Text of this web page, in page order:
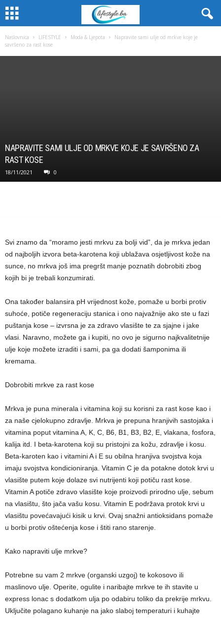
Naslovnica LIFESTYLE Moda & Ljepota
Napravite sami ulje od mrkve koje je
savršeno za rast kose
NAPRAVITE SAMI ULJE OD MRKVE KOJE JE SAVRŠENO ZA
RAST KOSE
18/11/2021 0
Svi znamo da “moramo jesti mrkvu za bolji vid”, da je mrkva jedan
od najboljih izvora beta-karotena koji ublažava osjetljivost kože na
sunce, no mrkva još ima pregršt manje poznatih dobrobiti zbog
kojih bi je trebali konzumirati.
Ona također balansira pH vrijednost kože, pomaže u borbi protiv
suhoće, potiče regeneraciju stanica i ono najvažnije ako ste u fazi
puštanja kose – izvrsna je za zdravo vlasište te za sjajne i jake
vlasi. Naravno, možete ga i kupiti, no ovo je sigurno najkvalitetnije
ulje koje možete izraditi i sami, pa ga dodati šamponima ili
kremama.
Dobrobiti mrkve za rast kose
Mrkva je puna minerala i vitamina koji su korisni za rast kose kao i
za naše cjelokupno zdravlje. Mrkva je prepuna hranjivih sastojaka i
vitamina poput vitamina A, K, C, B6, B1, B3, B2, E, vlakana, fosfora,
kalija itd. I beta-karotena koji su pristojni za kožu, zdravlje i kosu.
Beta-karoten kao i vitamini A i E su obilna hranjiva svojstva koja
imaju svojstva kondicioniranja. Vitamin C je da potakne dotok krvi u
vlasište putem koje dolaze svi nutrijenti koji potiču rast kose.
Vitamin A potiče zdravo vlasište koje proizvodi prirodno ulje, sebum
na vlasištu, što jača vašu kosu. Vitamin E podržava protok krvi u
vlasištu povećavajući kisik u krvi. Ovaj snažni antioksidans pomaže
u borbi protiv oštećenja kose i štiti rano starenje.
Kako napraviti ulje mrkve?
Potrebne su vam 2 mrkve (organski uzgoj) te kokosovo ili
maslinovo ulje. Operite, ogulite i naribajte mrkve te ih stavite u
express lonac s dodatkom ulja po odabiru toliko da prekrije mrkvu.
Uključite polagano kuhanje na jako slaboj temperaturi i kuhajte